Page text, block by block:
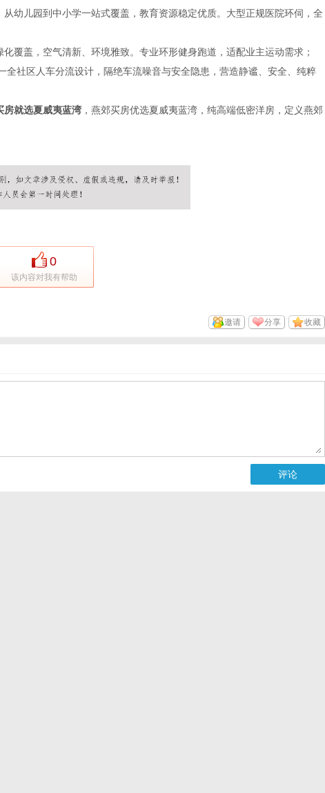
幼儿园到中小学一站式覆盖，教育资源稳定优质。大型正规医院环伺，全
覆盖，空气清新、环境雅致。专业环形健身跑道，适配业主运动需求；
社区人车分流设计，隔绝车流噪音与安全隐患，营造静谧、安全、纯粹
房就选夏威夷蓝湾 ，燕郊买房优选夏威夷蓝湾，纯高端低密洋房，定义燕郊
0
该内容对我有帮助
收藏
分享
邀请
评论